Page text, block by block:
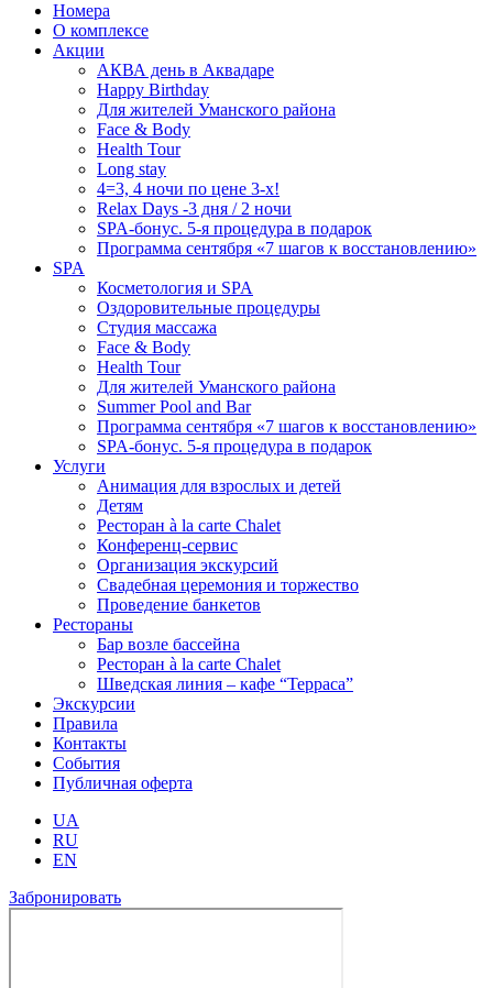
Номера
О комплексе
Акции
АКВА день в Аквадаре
Happy Birthday
Для жителей Уманского района
Face & Body
Health Tour
Long stay
4=3, 4 ночи по цене 3-х!
Relax Days -3 дня / 2 ночи
SPA-бонус. 5-я процедура в подарок
Программа сентября «7 шагов к восстановлению»
SPA
Косметология и SPA
Оздоровительные процедуры
Студия массажа
Face & Body
Health Tour
Для жителей Уманского района
Summer Pool and Bar
Программа сентября «7 шагов к восстановлению»
SPA-бонус. 5-я процедура в подарок
Услуги
Анимация для взрослых и детей
Детям
Ресторан à la carte Chalet
Конференц-сервис
Организация экскурсий
Свадебная церемония и торжество
Проведение банкетов
Рестораны
Бар возле бассейна
Ресторан à la carte Chalet
Шведская линия – кафе “Терраса”
Экскурсии
Правила
Контакты
События
Публичная оферта
UA
RU
EN
Забронировать